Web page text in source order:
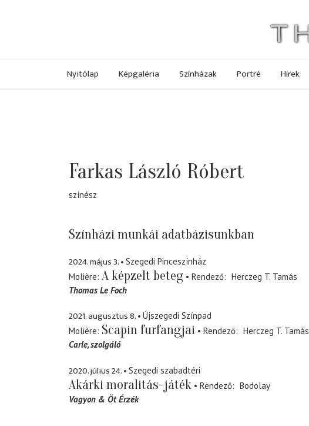
Nyitólap Képgaléria Színházak Portré Hírek
Farkas László Róbert
színész
Színházi munkái adatbázisunkban
2024. május 3.
Szegedi Pinceszínház
Molière A képzelt beteg Rendező
Herczeg T. Tamás
Thomas Le Foch
2021. augusztus 8.
Újszegedi Színpad
Molière Scapin furfangjai Rendező
Herczeg T. Tamás
Carle szolgáló
2020. július 24. Szegedi szabadtéri
Akárki moralitás-játék Rendező
Bodolay
Vagyon & Öt Érzék